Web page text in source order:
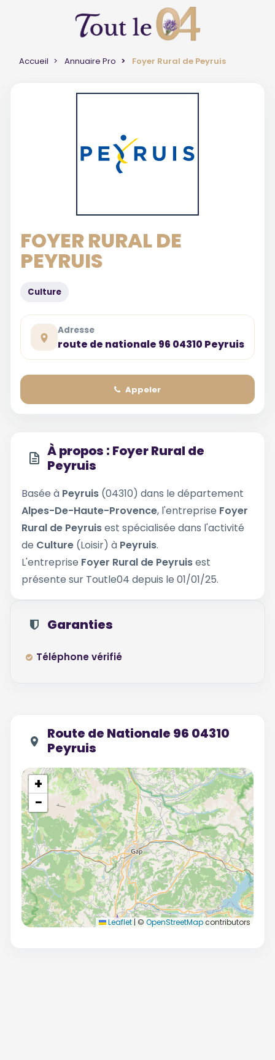
Accueil Annuaire Pro Foyer Rural de Peyruis
FOYER RURAL DE
PEYRUIS
Culture
Adresse
route de nationale 96 04310 Peyruis
Appeler
À propos : Foyer Rural de
Peyruis
Basée à Peyruis (04310) dans le département
Alpes-De-Haute-Provence, l'entreprise Foyer
Rural de Peyruisest spécialisée dans l'activité
de Culture (Loisir) à Peyruis.
L'entreprise Foyer Rural de Peyruisest
présente sur Toutle04 depuis le 01/01/25.
Garanties
Téléphone vérifié
Route de Nationale 96 04310
Peyruis
+
−
Leaflet | © OpenStreetMapcontributors